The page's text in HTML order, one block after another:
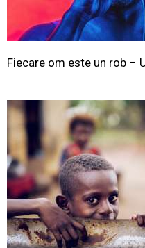
Fiecare om este un rob –